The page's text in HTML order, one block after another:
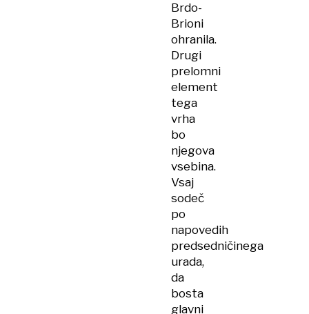
Brdo-
Brioni
ohranila.
Drugi
prelomni
element
tega
vrha
bo
njegova
vsebina.
Vsaj
sodeč
po
napovedih
predsedničinega
urada,
da
bosta
glavni